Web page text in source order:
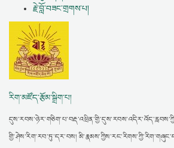
རྗེ་བློ་བཟང་གྲགས་པ།
རིག་མཛོད་རྩོམ་སྒྲིག་པ།
གྱི་ཤེས་རིག་རབ་ཏུ་དར་བས།